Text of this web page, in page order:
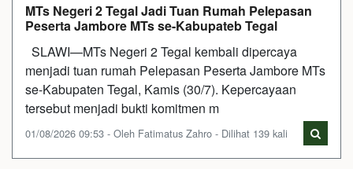
MTs Negeri 2 Tegal Jadi Tuan Rumah Pelepasan
Peserta Jambore MTs se-Kabupateb Tegal
SLAWI—MTs Negeri 2 Tegal kembali dipercaya
menjadi tuan rumah Pelepasan Peserta Jambore MTs
se-Kabupaten Tegal, Kamis (30/7). Kepercayaan
tersebut menjadi bukti komitmen m
01/08/2026 09:53 - Oleh Fatimatus Zahro - Dilihat 139 kali